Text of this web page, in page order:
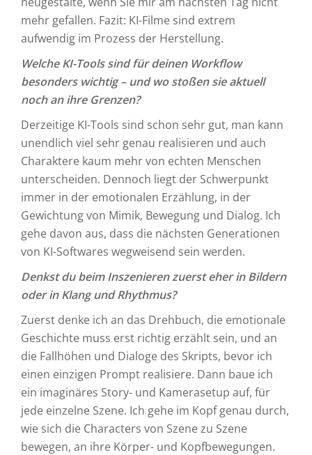
mehr gefallen. Fazit: KI-Filme sind extrem
aufwendig im Prozess der Herstellung.
Welche KI-Tools sind für deinen Workflow
besonders wichtig – und wo stoßen sie aktuell
noch an ihre Grenzen?
Derzeitige KI-Tools sind schon sehr gut, man kann
unendlich viel sehr genau realisieren und auch
Charaktere kaum mehr von echten Menschen
unterscheiden. Dennoch liegt der Schwerpunkt
immer in der emotionalen Erzählung, in der
Gewichtung von Mimik, Bewegung und Dialog. Ich
gehe davon aus, dass die nächsten Generationen
von KI-Softwares wegweisend sein werden.
Denkst du beim Inszenieren zuerst eher in Bildern
oder in Klang und Rhythmus?
Zuerst denke ich an das Drehbuch, die emotionale
Geschichte muss erst richtig erzählt sein, und an
die Fallhöhen und Dialoge des Skripts, bevor ich
einen einzigen Prompt realisiere. Dann baue ich
ein imaginäres Story- und Kamerasetup auf, für
jede einzelne Szene. Ich gehe im Kopf genau durch,
wie sich die Characters von Szene zu Szene
bewegen, an ihre Körper- und Kopfbewegungen.